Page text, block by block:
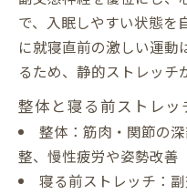
で、入眠しやすい状態を
に就寝直前の激しい運動
るため、静的ストレッチ
整体と寝る前ストレ
整体：筋肉・関節の
整、慢性疲労や姿勢改善
寝る前ストレッチ：